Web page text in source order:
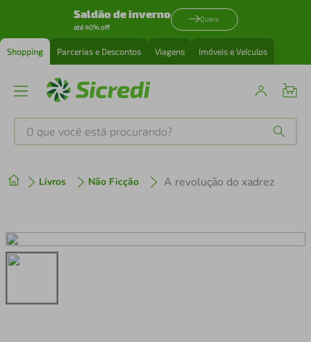
Saldão de inverno
até 40% off
Quero
Shopping Parcerias e Descontos Viagens Imóveis e Veículos
O que você está procurando?
Livros Não Ficção A revolução do xadrez
2º cafeteira